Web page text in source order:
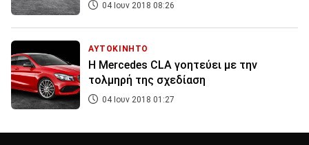
04 Ιουν 2018 08:26
ΑΥΤΟΚΙΝΗΤΟ
H Mercedes CLA γοητεύει με την
τολμηρή της σχεδίαση
04 Ιουν 2018 01:27